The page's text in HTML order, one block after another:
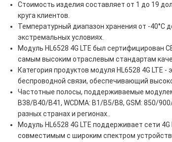
Стоимость изделия составляет от 1 до 19
круга клиентов.
Температурный диапазон хранения от -40°C
экстремальных условиях.
Модуль HL6528 4G LTE был сертифицирован
самым высоким отраслевым стандартам
Категория продуктов модуля HL6528 4G LTE
беспроводной связи, обеспечивающий
Частотные полосы, поддерживаемые модулем
B38/B40/B41, WCDMA: B1/B5/B8, GSM: 850/
разных странах и регионах..
Модуль HL6528 4G LTE поддерживает сети 4G
совместимым с широким спектром устройств.